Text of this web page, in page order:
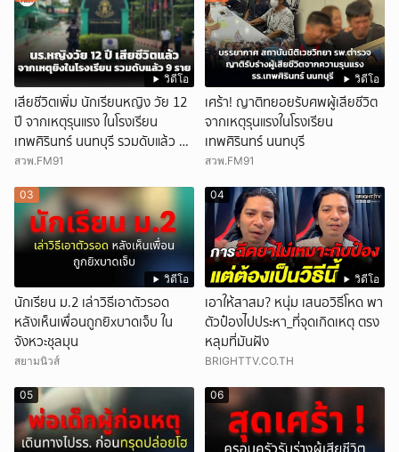
วิดีโอ
เสียชีวิตเพิ่ม นักเรียนหญิง วัย 12
ปี จากเหตุรุนแรง ในโรงเรียน
เทพศิรินทร์ นนทบุรี รวมดับแล้ว 9
ราย
สวพ.FM91
วิดีโอ
เศร้า! ญาติทยอยรับศพผู้เสียชีวิต
จากเหตุรุนแรงในโรงเรียน
เทพศิรินทร์ นนทบุรี
สวพ.FM91
วิดีโอ
03
นักเรียน ม.2 เล่าวิธีเอาตัวรอด
หลังเห็นเพื่อนถูกยิxบาดเจ็บ ใน
จังหวะชุลมุน
สยามนิวส์
วิดีโอ
04
เอาให้สาสม? หนุ่ม เสนอวิธีโหด พา
ตัวป๋องไปประหา_ที่จุดเกิดเหตุ ตรง
หลุมที่มันฝัง
BRIGHTTV.CO.TH
05 06